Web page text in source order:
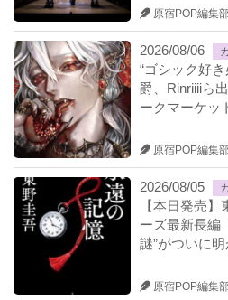
原宿POP編集
2026/08/06
“ゴシック好
爵、Rinriiiiら
ークマーケッ
原宿POP編集
2026/08/05
【本日発売
ーズ最新長編
謎”がついに
原宿POP編集